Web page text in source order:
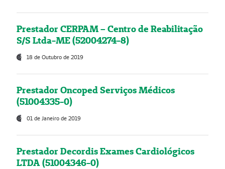
Prestador CERPAM – Centro de Reabilitação
S/S Ltda-ME (52004274-8)
18 de Outubro de 2019
Prestador Oncoped Serviços Médicos
(51004335-0)
01 de Janeiro de 2019
Prestador Decordis Exames Cardiológicos
LTDA (51004346-0)